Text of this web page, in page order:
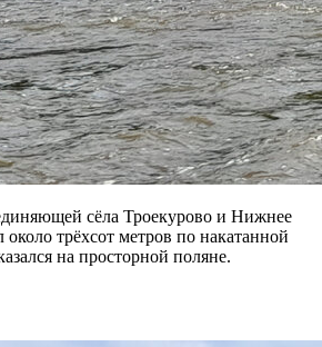
сёла Троекурово и Нижнее
около трёхсот метров по накатанной
на просторной поляне.